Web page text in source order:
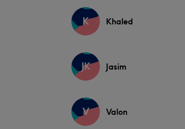
K Khaled
JK Jasim
V Valon